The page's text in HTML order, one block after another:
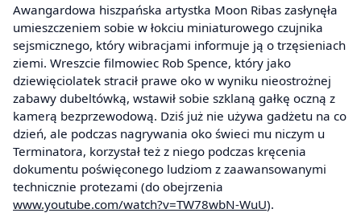
Awangardowa hiszpańska artystka Moon Ribas zasłynęła
umieszczeniem sobie w łokciu miniaturowego czujnika
sejsmicznego, który wibracjami informuje ją o trzęsieniach
ziemi. Wreszcie filmowiec Rob Spence, który jako
dziewięciolatek stracił prawe oko w wyniku nieostrożnej
zabawy dubeltówką, wstawił sobie szklaną gałkę oczną z
kamerą bezprzewodową. Dziś już nie używa gadżetu na co
dzień, ale podczas nagrywania oko świeci mu niczym u
Terminatora, korzystał też z niego podczas kręcenia
dokumentu poświęconego ludziom z zaawansowanymi
technicznie protezami (do obejrzenia
www.youtube.com/watch?v=TW78wbN-WuU).